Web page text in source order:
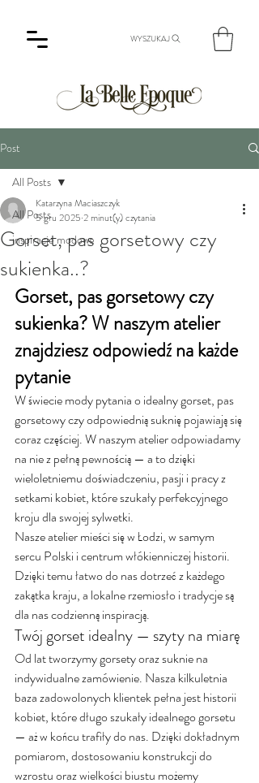
WYSZUKAJ
Post
All Posts
inspiracje modowe
All Posts
Gorset, pas gorsetowy czy
sukienka..?
Katarzyna Maciaszczyk
5 gru 2025 2 minut(y) czytania
Gorset, pas gorsetowy czy
sukienka? W naszym atelier
znajdziesz odpowiedź na każde
pytanie
W świecie mody pytania o idealny gorset, pas
gorsetowy czy odpowiednią suknię pojawiają się
coraz częściej. W naszym atelier odpowiadamy
na nie z pełną pewnością — a to dzięki
wieloletniemu doświadczeniu, pasji i pracy z
setkami kobiet, które szukały perfekcyjnego
kroju dla swojej sylwetki.
Nasze atelier mieści się w Łodzi, w samym
sercu Polski i centrum włókienniczej historii.
Dzięki temu łatwo do nas dotrzeć z każdego
zakątka kraju, a lokalne rzemiosło i tradycje są
dla nas codzienną inspiracją.
Twój gorset idealny — szyty na miarę
Od lat tworzymy gorsety oraz suknie na
indywidualne zamówienie. Nasza kilkuletnia
baza zadowolonych klientek pełna jest historii
kobiet, które długo szukały idealnego gorsetu
— aż w końcu trafiły do nas. Dzięki dokładnym
pomiarom, dostosowaniu konstrukcji do
wzrostu oraz wielkości biustu możemy